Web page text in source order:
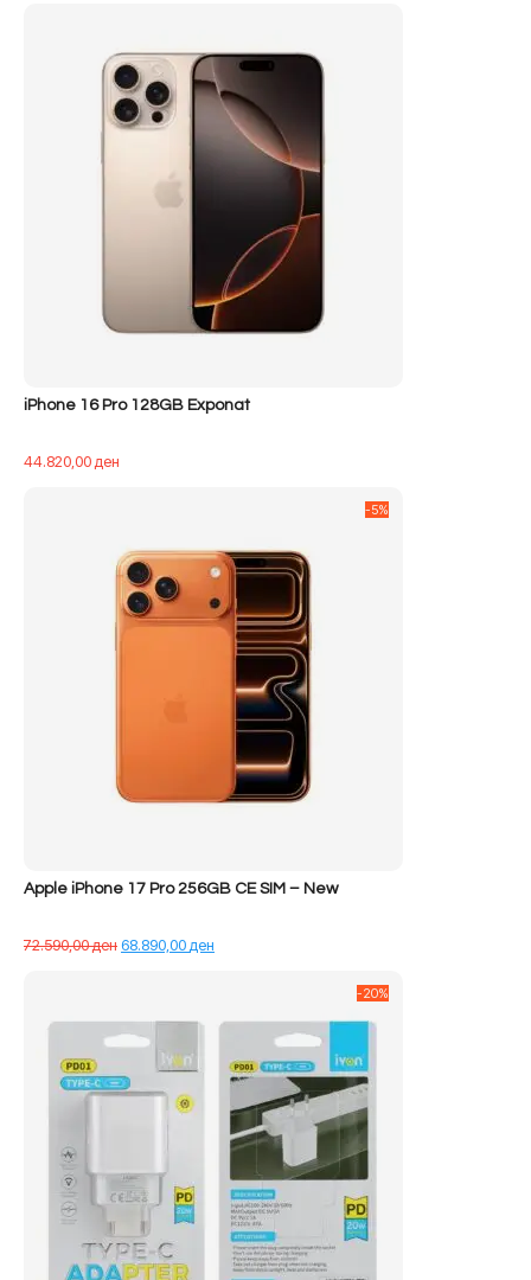
iPhone 16 Pro 128GB Exponat
44.820,00ден
Apple iPhone 17 Pro 256GB CE SIM – New
72.590,00денÇmimi
68.890,00ден
68.890,00 ден.
-5%
-20%